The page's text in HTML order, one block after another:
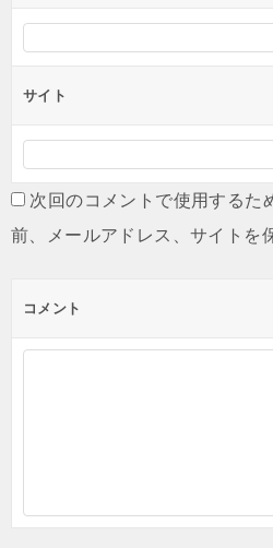
サイト
次回のコメントで使用するた
前、メールアドレス、サイトを
コメント